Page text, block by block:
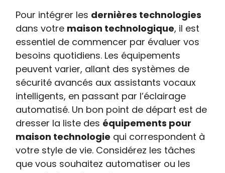
Pour intégrer les dernières technologies
dans votre maison technologique, il est
essentiel de commencer par évaluer vos
besoins quotidiens. Les équipements
peuvent varier, allant des systèmes de
sécurité avancés aux assistants vocaux
intelligents, en passant par l’éclairage
automatisé. Un bon point de départ est de
dresser la liste des équipements pour
maison technologie qui correspondent à
votre style de vie. Considérez les tâches
que vous souhaitez automatiser ou les